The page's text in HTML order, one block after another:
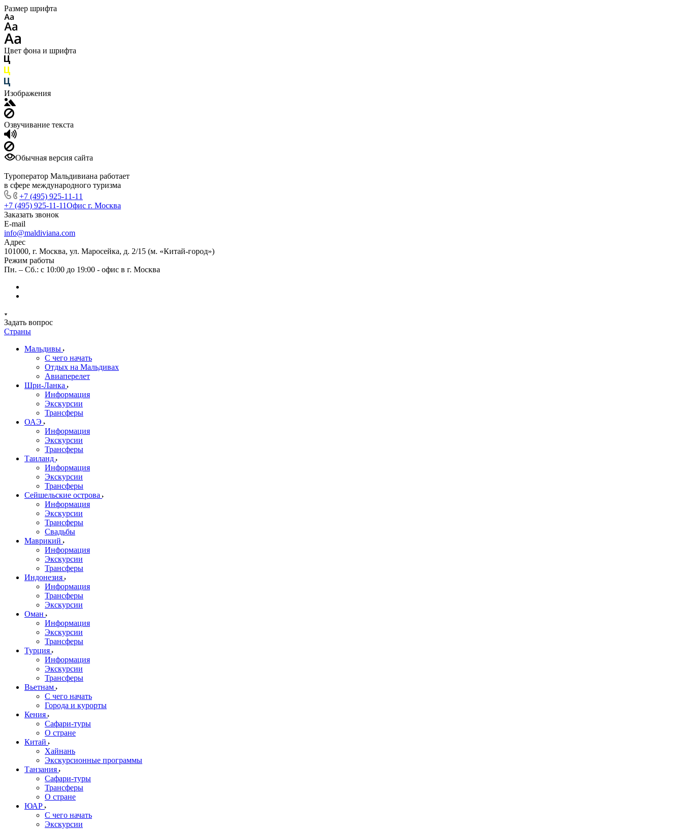
Размер шрифта
Цвет фона и шрифта
Изображения
Озвучивание текста
Обычная версия сайта
Туроператор Мальдивиана работает
в сфере международного туризма
+7 (495) 925-11-11
+7 (495) 925-11-11Офис г. Москва
Заказать звонок
E-mail
info@maldiviana.com
Адрес
101000, г. Москва, ул. Маросейка, д. 2/15 (м. «Китай-город»)
Режим работы
Пн. – Сб.: с 10:00 до 19:00 - офис в г. Москва
Задать вопрос
Страны
Мальдивы
С чего начать
Отдых на Мальдивах
Авиаперелет
Шри-Ланка
Информация
Экскурсии
Трансферы
ОАЭ
Информация
Экскурсии
Трансферы
Таиланд
Информация
Экскурсии
Трансферы
Сейшельские острова
Информация
Экскурсии
Трансферы
Свадьбы
Маврикий
Информация
Экскурсии
Трансферы
Индонезия
Информация
Трансферы
Экскурсии
Оман
Информация
Экскурсии
Трансферы
Турция
Информация
Экскурсии
Трансферы
Вьетнам
С чего начать
Города и курорты
Кения
Сафари-туры
О стране
Китай
Хайнань
Экскурсионные программы
Танзания
Сафари-туры
Трансферы
О стране
ЮАР
С чего начать
Экскурсии